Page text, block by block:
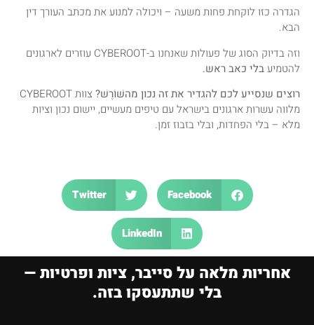
הגדרה כזו לוקחת פחות משעה – ויכולה למנוע את מכתב העורך דין
הבא.
וזה בדיוק הסוג של פעולות שאנחנו ב-CYBEROOT עוזרים לארגונים
להטמיעבלי כאב ראש.
רוצים שנסייע לכם להגדיר את זה נכון מהשׁוֹרֶשׁ?
צוות CYBEROOT
מלווה עשרות ארגונים בישראל עם טיפים מעשיים, יישום נכון וציות
מלא – בלי הפחדות, ובלי בזבוז זמן.
Facebook
Twitter
LinkedIn
אחריות מלאה על סייבר, ציות ופרטיות —
בלי שתתעסקו בזה.